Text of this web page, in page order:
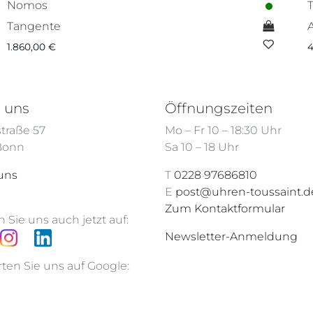
Nomos
Tangente
1.860,00 €
uns
57
Sie uns auch jetzt auf:
Sie uns auf Google:
Öffnungszeiten
Mo – Fr 10 – 18:30 Uhr
Sa 10 – 18 Uhr
T 0228 97686810
E post@uhren-
Zum Kontaktformular
Newsletter-Anmeldung